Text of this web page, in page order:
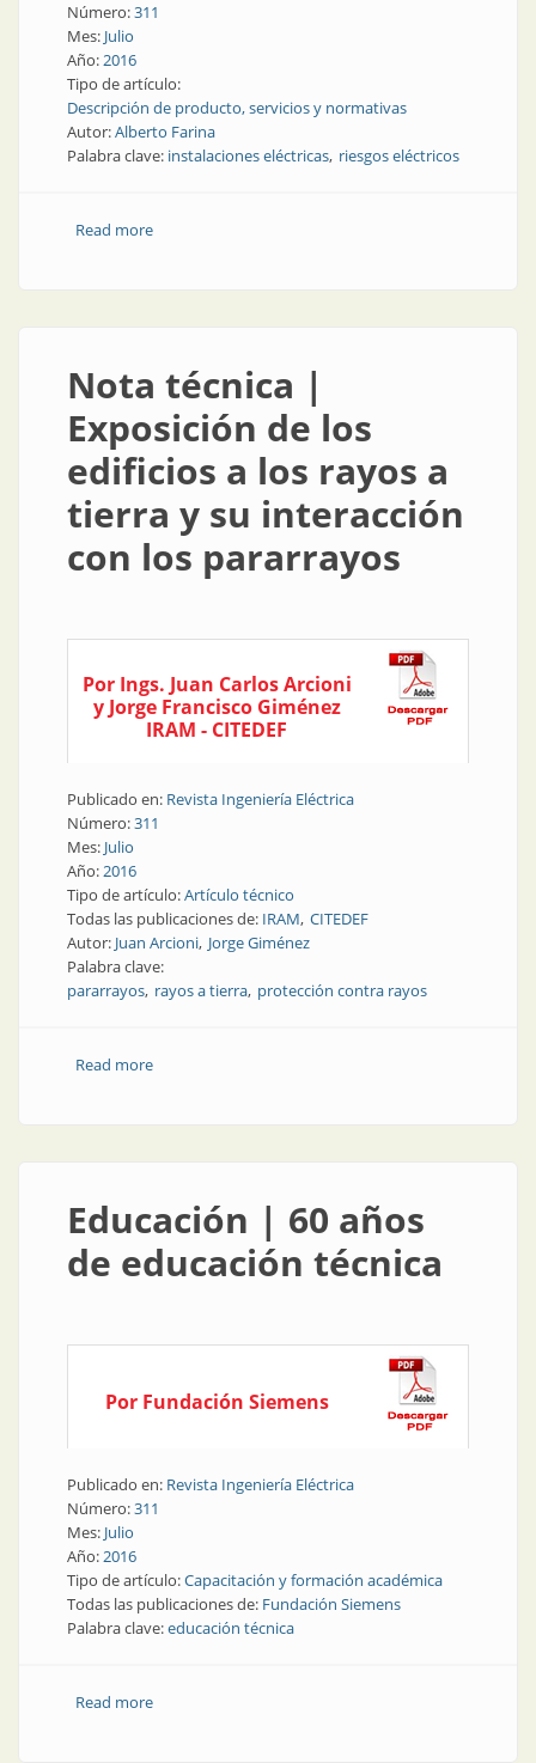
Número:311
Mes: Julio
Año:2016
Tipo de artículo:
Descripción de producto, servicios y normativas
Autor:Alberto Farina
Palabra clave: instalaciones eléctricas riesgos eléctricos
Read moreabout Publicaciones | Instalaciones eléctricas de
Nota técnica |
Exposición de los
edificios a los rayos a
tierra y su interacción
con los pararrayos
Por Ings. Juan Carlos Arcioni
y Jorge Francisco Giménez
IRAM - CITEDEF
Publicado en: Revista Ingeniería Eléctrica
Número:311
Mes: Julio
Año:2016
Tipo de artículo:Artículo técnico
Todas las publicaciones de: IRAM CITEDEF
Autor: Juan Arcioni Jorge Giménez
Palabra clave:
pararrayos rayos a tierra protección contra rayos
Read moreabout Nota técnica | Exposición de los edificios a los
Educación | 60 años
de educación técnica
Por Fundación Siemens
Publicado en: Revista Ingeniería Eléctrica
Número:311
Mes: Julio
Año:2016
Tipo de artículo:Capacitación y formación académica
Todas las publicaciones de: Fundación Siemens
Palabra clave:educación técnica
Read moreabout Educación | 60 años de educación técnica